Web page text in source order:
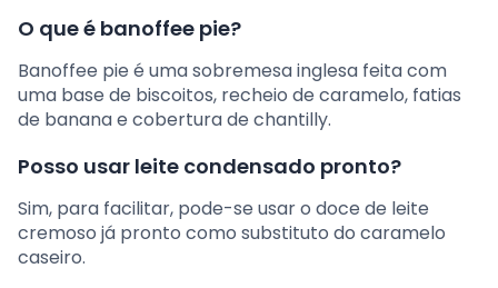
O que é banoffee pie?
Banoffee pie é uma sobremesa inglesa feita com
uma base de biscoitos, recheio de caramelo, fatias
de banana e cobertura de chantilly.
Posso usar leite condensado pronto?
Sim, para facilitar, pode-se usar o doce de leite
cremoso já pronto como substituto do caramelo
caseiro.